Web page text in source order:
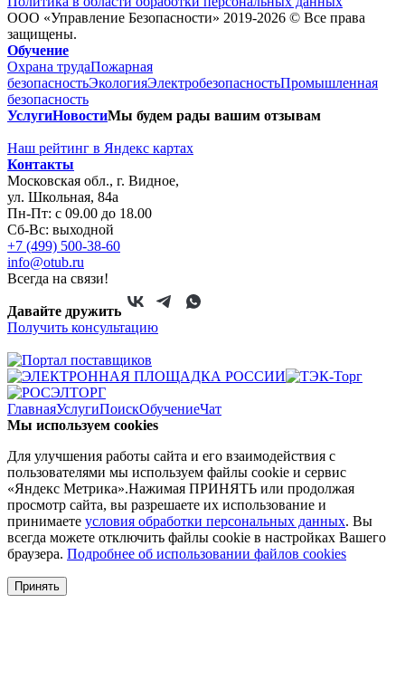
ООО «Управление Безопасности» 2019-2026 © Все права
защищены.
Обучение
Охрана трудаПожарная
безопасностьЭкологияЭлектробезопасностьПромышленная
безопасность
УслугиНовостиМы будем рады вашим отзывам
Наш рейтинг в Яндекс картах
Контакты
Московская обл., г. Видное,
ул. Школьная, 84а
Пн-Пт: с 09.00 до 18.00
Сб-Вс: выходной
+7 (499) 500-38-60
info@otub.ru
Всегда на связи!
Давайте дружить
Получить консультацию
ГлавнаяУслугиПоискОбучениеЧат
Мы используем cookies
Для улучшения работы сайта и его взаимодействия с
пользователями мы используем файлы cookie и сервис
«Яндекс Метрика».Нажимая ПРИНЯТЬ или продолжая
просмотр сайта, вы разрешаете их использование и
принимаете условия обработки персональных данных. Вы
всегда можете отключить файлы cookie в настройках Вашего
браузера. Подробнее об использовании файлов cookies
Принять